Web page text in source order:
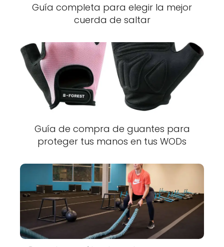
Guía completa para elegir la mejor
cuerda de saltar
Guía de compra de guantes para
proteger tus manos en tus WODs